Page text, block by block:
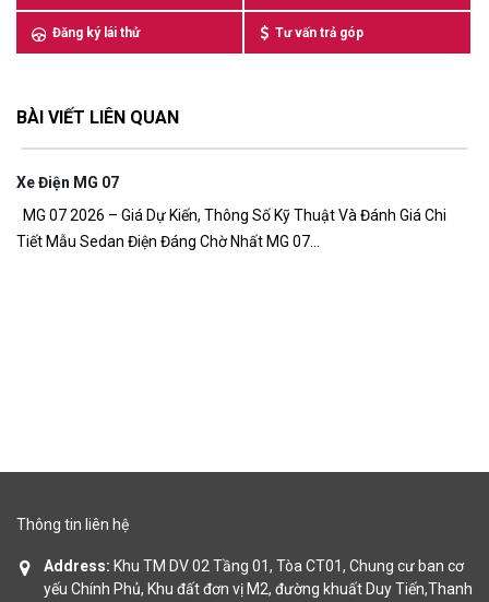
Đăng ký lái thử Tư vấn trả góp
BÀI VIẾT LIÊN QUAN
Xe Điện MG 07
MG 07 2026 – Giá Dự Kiến, Thông Số Kỹ Thuật Và Đánh Giá Chi
Tiết Mẫu Sedan Điện Đáng Chờ Nhất MG 07...
Thông tin liên hệ
Address: Khu TM DV 02 Tầng 01, Tòa CT01, Chung cư ban cơ
yếu Chính Phủ, Khu đất đơn vị M2, đường khuất Duy Tiến,Thanh